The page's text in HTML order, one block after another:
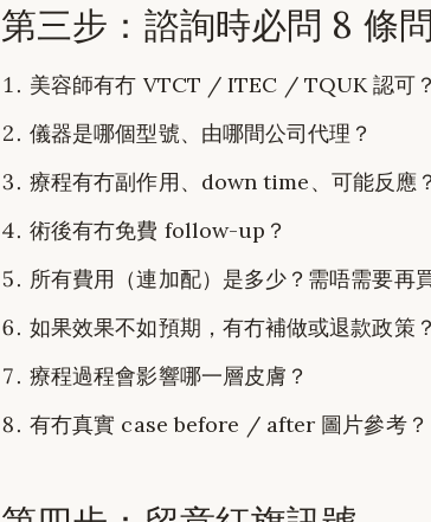
第三步：諮詢時必問 8 條
美容師有冇 VTCT / ITEC / TQUK 認可
儀器是哪個型號、由哪間公司代理？
療程有冇副作用、down time、可能反應？
術後有冇免費 follow-up？
所有費用（連加配）是多少？需唔需要再
如果效果不如預期，有冇補做或退款政策？
療程過程會影響哪一層皮膚？
有冇真實 case before / after 圖片參考？